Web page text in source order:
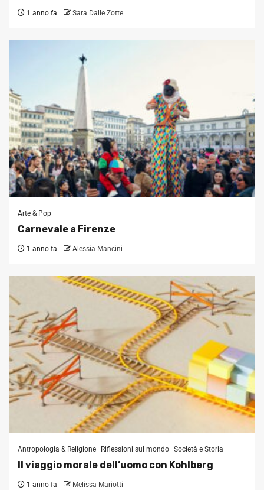
1 anno fa Sara Dalle Zotte
Arte & Pop
Carnevale a Firenze
1 anno fa Alessia Mancini
Antropologia & Religione Riflessioni sul mondo Società e Storia
Il viaggio morale dell’uomo con Kohlberg
1 anno fa Melissa Mariotti